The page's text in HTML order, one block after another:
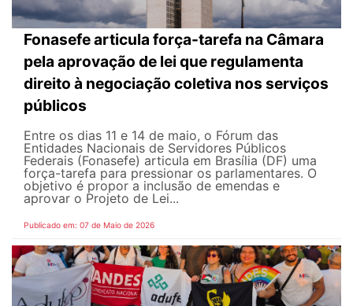
Fonasefe articula força-tarefa na Câmara
pela aprovação de lei que regulamenta
direito à negociação coletiva nos serviços
públicos
Entre os dias 11 e 14 de maio, o Fórum das
Entidades Nacionais de Servidores Públicos
Federais (Fonasefe) articula em Brasília (DF) uma
força-tarefa para pressionar os parlamentares. O
objetivo é propor a inclusão de emendas e
aprovar o Projeto de Lei...
Publicado em: 07 de Maio de 2026